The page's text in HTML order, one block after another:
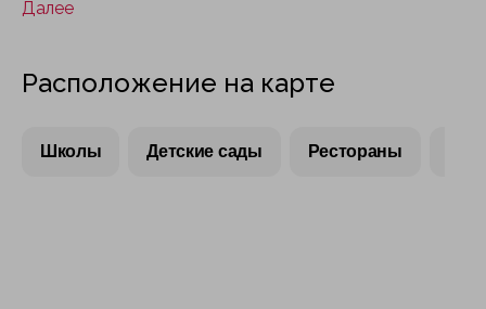
минут до аэропорта. • Клубный формат —
набор курортных удобств
Далее
Расположение на карте
Школы Детские сады Рестораны